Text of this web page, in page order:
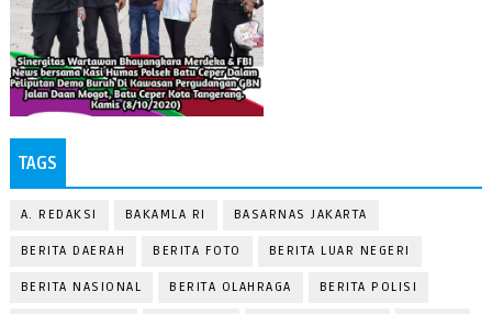
TAGS
A. REDAKSI BAKAMLA RI BASARNAS JAKARTA
BERITA DAERAH BERITA FOTO BERITA LUAR NEGERI
BERITA NASIONAL BERITA OLAHRAGA BERITA POLISI